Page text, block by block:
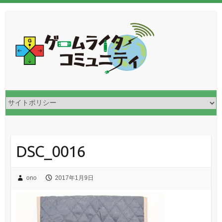
DSC_0016
ono 2017年1月9日